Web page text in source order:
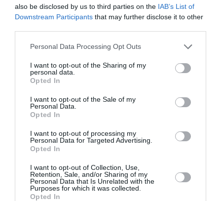
also be disclosed by us to third parties on the IAB’s List of
Downstream Participants that may further disclose it to other
Personal Data Processing Opt Outs
I want to opt-out of the Sharing of my
personal data.
Opted In
I want to opt-out of the Sale of my
Personal Data.
Opted In
I want to opt-out of processing my
Personal Data for Targeted Advertising.
Opted In
I want to opt-out of Collection, Use,
Retention, Sale, and/or Sharing of my
Personal Data that Is Unrelated with the
Purposes for which it was collected.
Opted In
FacebookTwitterPinterestLinkedInEmail Print
Aucun commentaire !
FAIRE UN DON
Soutenez Air Journal participez
à son
développement !